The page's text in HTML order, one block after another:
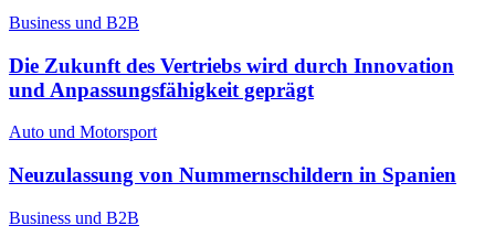
Business und B2B
Die Zukunft des Vertriebs wird durch Innovation
und Anpassungsfähigkeit geprägt
Auto und Motorsport
Neuzulassung von Nummernschildern in Spanien
Business und B2B